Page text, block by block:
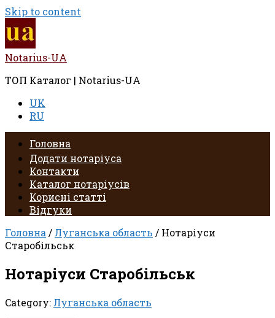
Skip to content
Notarius-UA
ТОП Каталог | Notarius-UA
UK
RU
Головна
Додати нотаріуса
Контакти
Каталог нотаріусів
Корисні статті
Відгуки
Головна / Луганська область / Нотаріуси
Старобільськ
Нотаріуси Старобільськ
Category: Луганська область